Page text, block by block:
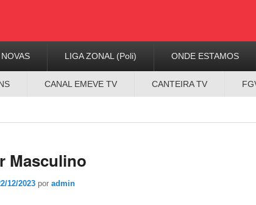
NOVAS LIGA ZONAL (Poli) ONDE ESTAMOS
CANAL EMEVE TV CANTEIRA TV
Masculino
12/2023 por admin